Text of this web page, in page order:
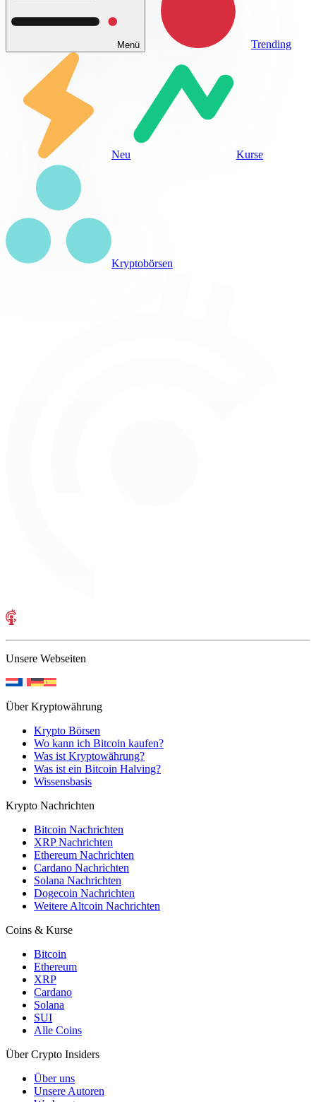
Menü Trending
Neu Kurse
Kryptobörsen
Unsere Webseiten
Über Kryptowährung
Krypto Börsen
Wo kann ich Bitcoin kaufen?
Was ist Kryptowährung?
Was ist ein Bitcoin Halving?
Wissensbasis
Krypto Nachrichten
Bitcoin Nachrichten
XRP Nachrichten
Ethereum Nachrichten
Cardano Nachrichten
Solana Nachrichten
Dogecoin Nachrichten
Weitere Altcoin Nachrichten
Coins & Kurse
Bitcoin
Ethereum
XRP
Cardano
Solana
SUI
Alle Coins
Über Crypto Insiders
Über uns
Unsere Autoren